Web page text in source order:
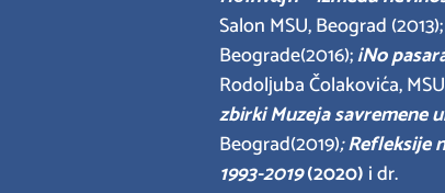
Salon MSU, Beograd (2013);
Beograde(2016);¡No
Rodolјuba Čolakovića,
zbirki Muzeja savremene
Beograd(2019);Refleksije
1993-2019(2020) i dr.